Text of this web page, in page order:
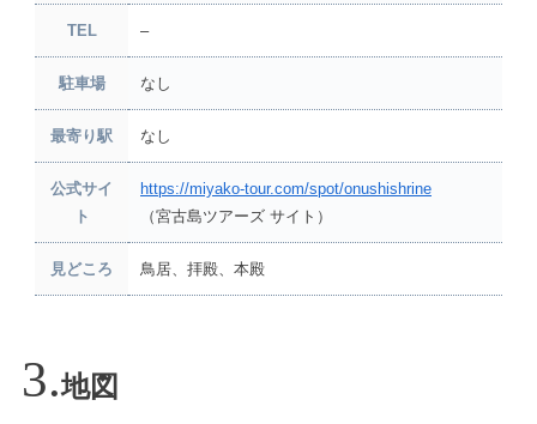
TEL –
駐車場 なし
最寄り駅 なし
公式サイ
ト
https://miyako-tour.com/spot/onushishrine
（宮古島ツアーズ サイト）
見どころ 鳥居、拝殿、本殿
地図